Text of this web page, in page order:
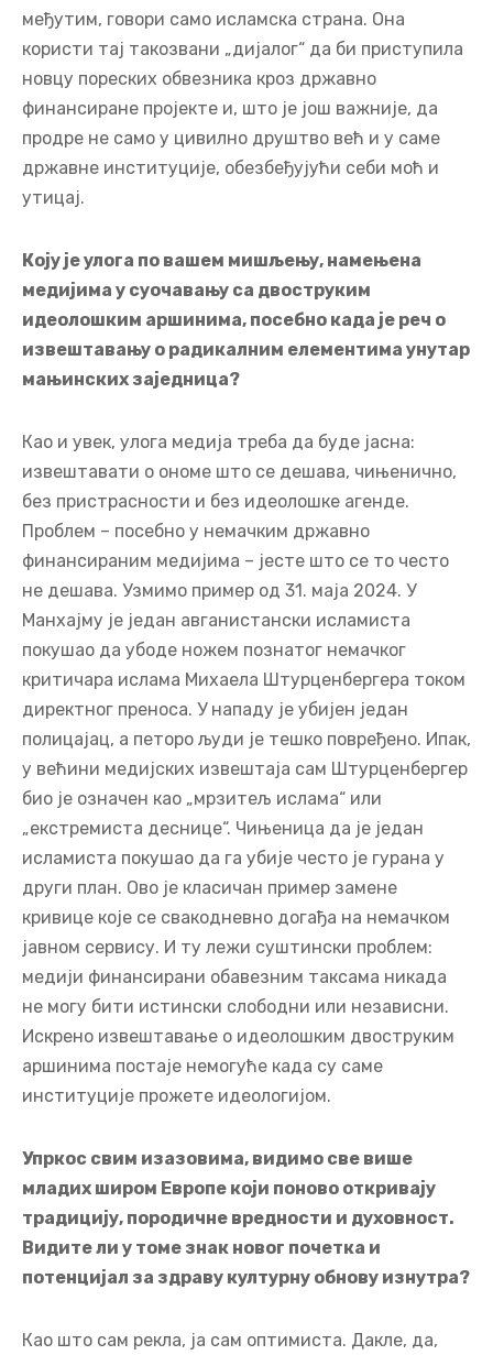
међутим, говори само исламска страна. Она
користи тај такозвани „дијалог“ да би приступила
новцу пореских обвезника кроз државно
финансиране пројекте и, што је још важније, да
продре не само у цивилно друштво већ и у саме
државне институције, обезбеђујући себи моћ и
утицај.
Коју је улога по вашем мишљењу, намењена
медијима у суочавању са двоструким
идеолошким аршинима, посебно када је реч о
извештавању о радикалним елементима унутар
мањинских заједница?
Као и увек, улога медија треба да буде јасна:
извештавати о ономе што се дешава, чињенично,
без пристрасности и без идеолошке агенде.
Проблем – посебно у немачким државно
финансираним медијима – јесте што се то често
не дешава. Узмимо пример од 31. маја 2024. У
Манхајму је један авганистански исламиста
покушао да убоде ножем познатог немачког
критичара ислама Михаела Штурценбергера током
директног преноса. У нападу је убијен један
полицајац, а петоро људи је тешко повређено. Ипак,
у већини медијских извештаја сам Штурценбергер
био је означен као „мрзитељ ислама“ или
„екстремиста деснице“. Чињеница да је један
исламиста покушао да га убије често је гурана у
други план. Ово је класичан пример замене
кривице које се свакодневно догађа на немачком
јавном сервису. И ту лежи суштински проблем:
медији финансирани обавезним таксама никада
не могу бити истински слободни или независни.
Искрено извештавање о идеолошким двоструким
аршинима постаје немогуће када су саме
институције прожете идеологијом.
Упркос свим изазовима, видимо све више
младих широм Европе који поново откривају
традицију, породичне вредности и духовност.
Видите ли у томе знак новог почетка и
потенцијал за здраву културну обнову изнутра?
Као што сам рекла, ја сам оптимиста. Дакле, да,